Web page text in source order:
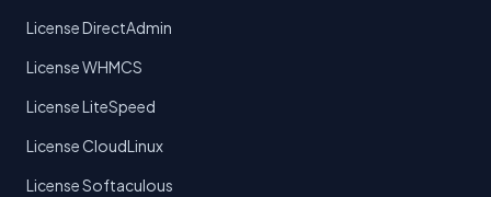
License DirectAdmin
License WHMCS
License LiteSpeed
License CloudLinux
License Softaculous